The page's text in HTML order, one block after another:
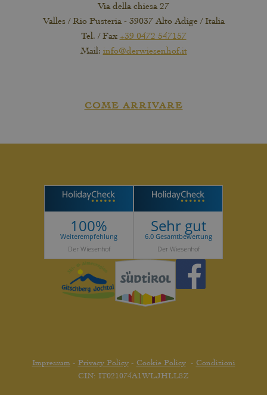
Via della chiesa 27
Valles / Rio Pusteria - 39037 Alto Adige / Italia
Tel. / Fax +39 0472 547157
Mail: info@derwiesenhof.it
COME ARRIVARE
100%
Weiterempfehlung
Der Wiesenhof
Sehr gut
6.0 Gesamtbewertung
Der Wiesenhof
Impressum- Privacy Policy- Cookie Policy- Condizioni
CIN: IT021074A1WLJHLL8Z